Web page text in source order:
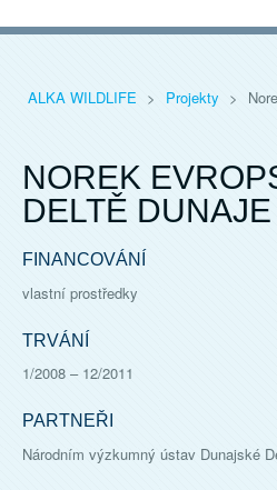
ALKA WILDLIFE > Projekty >
NOREK
DELTĚ DUNAJE
FINANCOVÁNÍ
vlastní prostředky
TRVÁNÍ
1/2008 – 12/2011
PARTNEŘI
Národním výzkumný ústav Dunajské